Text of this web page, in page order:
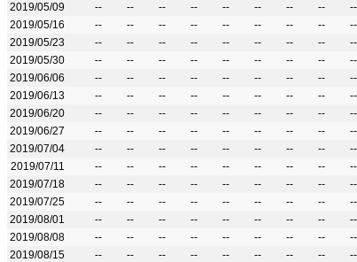
2019/05/09
-- -- -- -- -- -- -- -- --
2019/05/16
-- -- -- -- -- -- -- -- --
2019/05/23
-- -- -- -- -- -- -- -- --
2019/05/30
-- -- -- -- -- -- -- -- --
2019/06/06
-- -- -- -- -- -- -- -- --
2019/06/13
-- -- -- -- -- -- -- -- --
2019/06/20
-- -- -- -- -- -- -- -- --
2019/06/27
-- -- -- -- -- -- -- -- --
2019/07/04
-- -- -- -- -- -- -- -- --
2019/07/11
-- -- -- -- -- -- -- -- --
2019/07/18
-- -- -- -- -- -- -- -- --
2019/07/25
-- -- -- -- -- -- -- -- --
2019/08/01
-- -- -- -- -- -- -- -- --
2019/08/08
-- -- -- -- -- -- -- -- --
2019/08/15
-- -- -- -- -- -- -- -- --